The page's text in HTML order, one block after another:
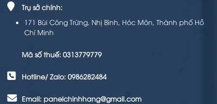
Trụ sở chính:
171 Bùi Công Trừng, Nhị Bình, Hóc Môn, Thành phố Hồ
Chí Minh
Mã số thuế: 0313779779
Hotline/ Zalo: 0986282484
Email: panelchinhhang@gmail.com